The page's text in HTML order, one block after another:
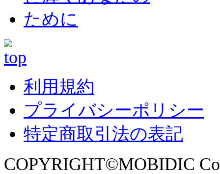
利用規約
プライバシーポリシー
特定商取引法の表記
COPYRIGHT©MOBIDIC